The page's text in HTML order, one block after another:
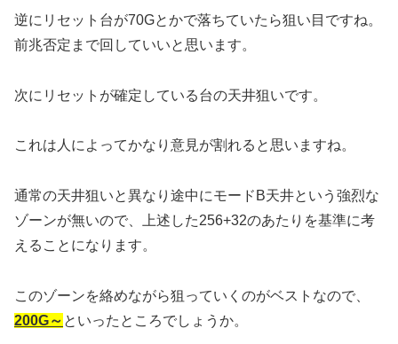
逆にリセット台が70Gとかで落ちていたら狙い目ですね。
前兆否定まで回していいと思います。
次にリセットが確定している台の天井狙いです。
これは人によってかなり意見が割れると思いますね。
通常の天井狙いと異なり途中にモードB天井という強烈な
ゾーンが無いので、上述した256+32のあたりを基準に考
えることになります。
このゾーンを絡めながら狙っていくのがベストなので、
200G～ といったところでしょうか。